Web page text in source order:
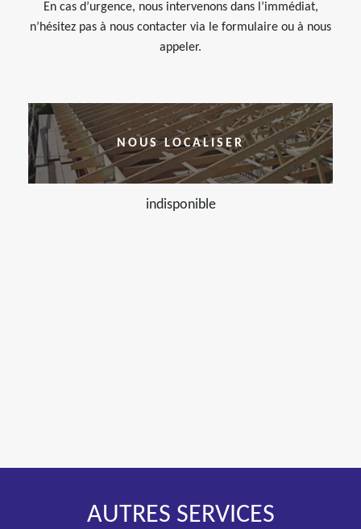
En cas d’urgence, nous intervenons dans l’immédiat,
n’hésitez pas à nous contacter via le formulaire ou à nous
appeler.
NOUS LOCALISER
indisponible
AUTRES SERVICES